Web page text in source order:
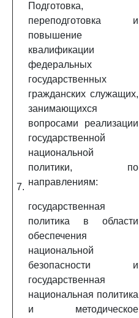
7.
Подготовка,
переподготовка и
повышение
квалификации
федеральных
государственных
гражданских служащих,
занимающихся
вопросами реализации
государственной
национальной
политики, по
направлениям:
государственная
политика в области
обеспечения
национальной
безопасности и
государственная
национальная политика
и методическое